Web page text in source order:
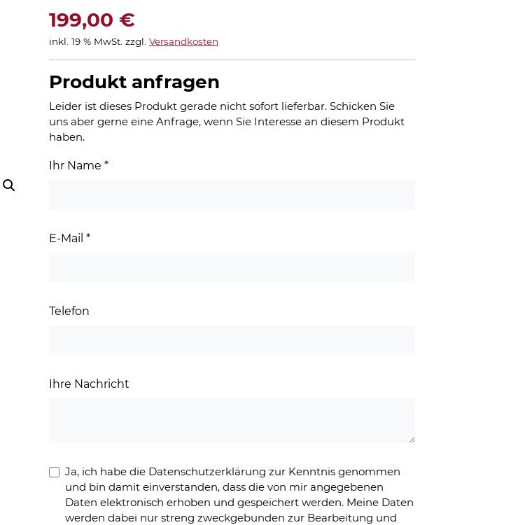
199,00 €
inkl. 19 % MwSt. zzgl. Versandkosten
Produkt anfragen
Leider ist dieses Produkt gerade nicht sofort lieferbar. Schicken Sie
uns aber gerne eine Anfrage, wenn Sie Interesse an diesem Produkt
haben.
Ihr Name *
E-Mail *
Telefon
Ihre Nachricht
Ja, ich habe die Datenschutzerklärung zur Kenntnis genommen
und bin damit einverstanden, dass die von mir angegebenen
Daten elektronisch erhoben und gespeichert werden. Meine Daten
werden dabei nur streng zweckgebunden zur Bearbeitung und